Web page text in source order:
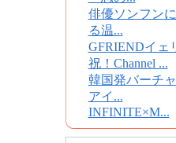
俳優ソンフン
る温...
GFRIENDイェ
祝！Channel ...
韓国発バーチ
アイ...
INFINITE×M...